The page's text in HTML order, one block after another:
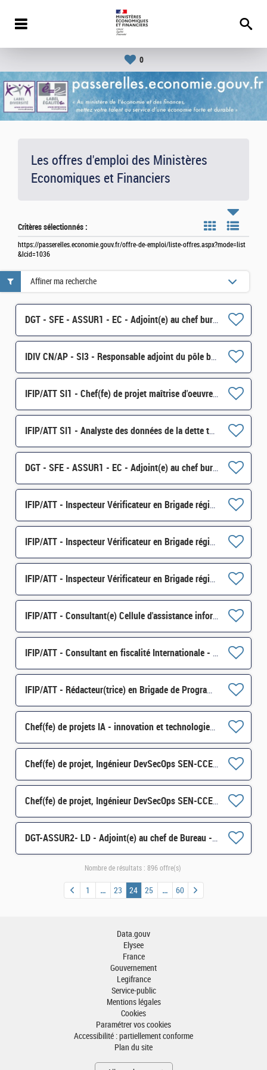
0
Les offres d'emploi des Ministères
Economiques et Financiers
Critères sélectionnés :
https://passerelles.economie.gouv.fr/offre-de-emploi/liste-offres.aspx?mode=list
&lcid=1036
DGT - SFE - ASSUR1 - EC - Adjoint(e) au chef bureau H/F
IDIV CN/AP - SI3 - Responsable adjoint du pôle bâtiments datacentres H/F
IFIP/ATT SI1 - Chef(fe) de projet maîtrise d'oeuvre H/F
IFIP/ATT SI1 - Analyste des données de la dette technique H/F
DGT - SFE - ASSUR1 - EC - Adjoint(e) au chef bureau H/F
IFIP/ATT - Inspecteur Vérificateur en Brigade régionale - Angoulême H/F - Vacance 1
IFIP/ATT - Inspecteur Vérificateur en Brigade régionale - Poitiers H/F - Vacance 1
IFIP/ATT - Inspecteur Vérificateur en Brigade régionale - Bayonne H/F
IFIP/ATT - Consultant(e) Cellule d'assistance informatique (CAI) - Bordeaux H/F
IFIP/ATT - Consultant en fiscalité Internationale - Bordeaux H/F
IFIP/ATT - Rédacteur(trice) en Brigade de Programmation - Bordeaux - Vacance 2 H/F
Chef(fe) de projets IA - innovation et technologies SEN-SDRUN-099 H/F
Chef(fe) de projet, Ingénieur DevSecOps SEN-CCED-229 H/F
Chef(fe) de projet, Ingénieur DevSecOps SEN-CCED-229 H/F
DGT-ASSUR2- LD - Adjoint(e) au chef de Bureau - Entreprises et intermédiaires d'assurance H/F
Affiner ma recherche
Nombre de résultats : 896 offre(s)
1 23 24 25 60
Data.gouv
Elysee
France
Gouvernement
Legifrance
Service-public
Mentions légales
Cookies
Paramétrer vos cookies
Accessibilité : partiellement conforme
Plan du site